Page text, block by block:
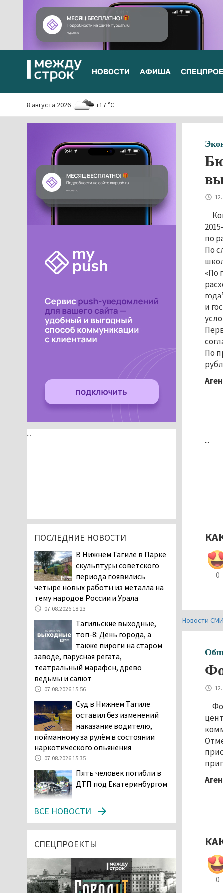
НОВОСТИ АФИША
8 августа 2026 +17 °C
по
По
«По
и
По
...
0
Новости
0
...
ПОСЛЕДНИЕ НОВОСТИ
В Нижнем Тагиле в Парке
скульптуры советского
периода появились
четыре новых работы из металла на
тему народов России и Урала
07.08.2026 18:23
Тагильские выходные,
топ-8: День города, а
также пироги на старом
заводе, парусная регата,
театральный марафон, древо
ведьмы и салют
07.08.2026 15:56
Суд в Нижнем Тагиле
оставил без изменений
наказание водителю,
пойманному за рулём в состоянии
наркотического опьянения
07.08.2026 15:35
Пять человек погибли в
ДТП под Екатеринбургом
проникли в квартиру
через балкон, чтобы
07.08.2026 14:20
В Красноуральске хитрый
водитель BMW ездил с
ВСЕ НОВОСТИ
СПЕЦПРОЕКТЫ